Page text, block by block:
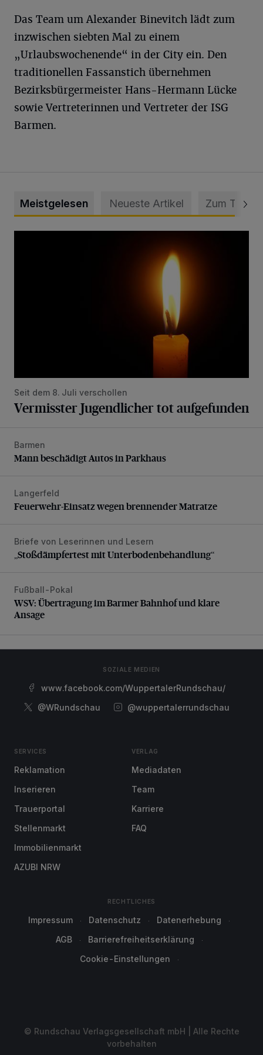
Das Team um Alexander Binevitch lädt zum
inzwischen siebten Mal zu einem
„Urlaubswochenende“ in der City ein. Den
traditionellen Fassanstich übernehmen
Bezirksbürgermeister Hans-Hermann Lücke
sowie Vertreterinnen und Vertreter der ISG
Barmen.
Meistgelesen Neueste Artikel Zum Thema
Seit dem 8. Juli verschollen
Vermisster Jugendlicher tot aufgefunden
Mann beschädigt Autos in Parkhaus
Barmen
Mann beschädigt Autos in Parkhaus
Feuerwehr-Einsatz wegen brennender Matratze
Langerfeld
Feuerwehr-Einsatz wegen brennender Matratze
„Stoßdämpfertest mit Unterbodenbehandlung“
Briefe von Leserinnen und Lesern
„Stoßdämpfertest mit Unterbodenbehandlung“
WSV: Übertragung im Barmer Bahnhof und klare Ansage
Fußball-Pokal
WSV: Übertragung im Barmer Bahnhof und klare
Ansage
SOZIALE MEDIEN
www.facebook.com/WuppertalerRundschau/
@WRundschau
@wuppertalerrundschau
SERVICES
Reklamation
Inserieren
Trauerportal
Stellenmarkt
Immobilienmarkt
AZUBI NRW
VERLAG
Mediadaten
Team
Karriere
FAQ
RECHTLICHES
Impressum Datenschutz
Datenerhebung
AGB
Barrierefreiheitserklärung
Cookie-Einstellungen
© Rundschau Verlagsgesellschaft mbH | Alle Rechte
vorbehalten